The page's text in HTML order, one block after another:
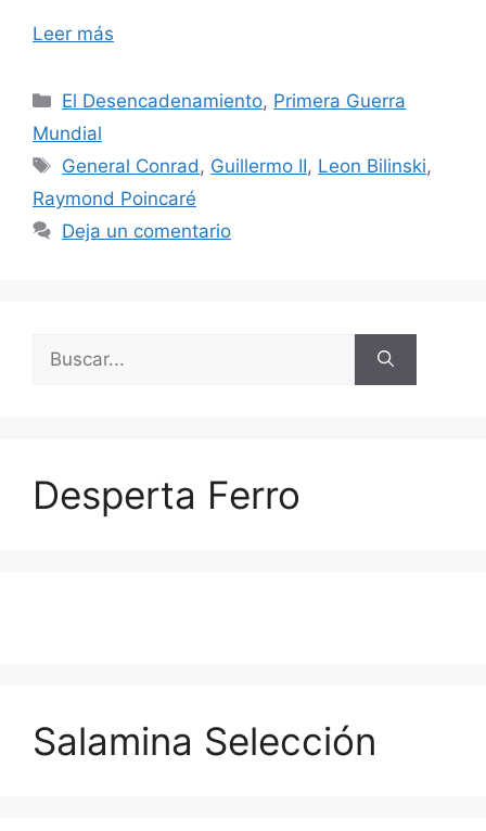
Leer más
Categorías
El Desencadenamiento, Primera Guerra
Mundial
Etiquetas
General Conrad, Guillermo II, Leon Bilinski,
Raymond Poincaré
Deja un comentario
Buscar:
Desperta Ferro
Salamina Selección